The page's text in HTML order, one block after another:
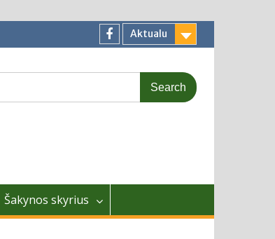
Aktualu
Facebook
Šakynos skyrius